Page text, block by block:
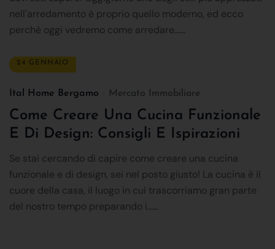
nell'arredamento è proprio quello moderno, ed ecco
perchè oggi vedremo come arredare......
24 GENNAIO
Ital Home Bergamo Mercato Immobiliare
Come Creare Una Cucina Funzionale
E Di Design: Consigli E Ispirazioni
Se stai cercando di capire come creare una cucina
funzionale e di design, sei nel posto giusto! La cucina è il
cuore della casa, il luogo in cui trascorriamo gran parte
del nostro tempo preparando i......